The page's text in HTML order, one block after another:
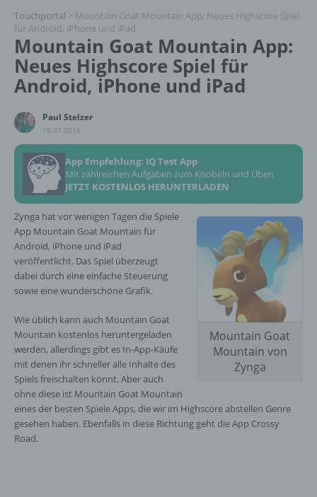
Touchportal > Mountain Goat Mountain App: Neues Highscore Spiel
für Android, iPhone und iPad
Mountain Goat Mountain App:
Neues Highscore Spiel für
Android, iPhone und iPad
Paul Stelzer
18.07.2015
App Empfehlung: IQ Test App
Mit zahlreichen Aufgaben zum Knobeln und Üben
JETZT KOSTENLOS HERUNTERLADEN
Mountain Goat
Mountain von
Zynga
Zynga hat vor wenigen Tagen die Spiele
App Mountain Goat Mountain für
Android, iPhone und iPad
veröffentlicht. Das Spiel überzeugt
dabei durch eine einfache Steuerung
sowie eine wunderschöne Grafik.
Wie üblich kann auch Mountain Goat
Mountain kostenlos heruntergeladen
werden, allerdings gibt es In-App-Käufe
mit denen ihr schneller alle Inhalte des
Spiels freischalten könnt. Aber auch
ohne diese ist Mountain Goat Mountain
eines der besten Spiele Apps, die wir im Highscore abstellen Genre
gesehen haben. Ebenfalls in diese Richtung geht die App Crossy
Road.